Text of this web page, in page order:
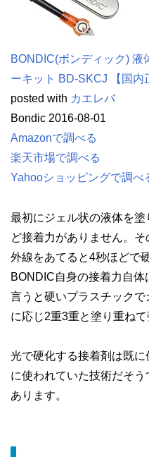
BONDIC(ボンディック) 液
ーキット BD-SKCJ 【国内
posted with カエレバ
Bondic 2016-08-01
Amazonで調べる
楽天市場で調べる
Yahooショッピングで調べ
最初にジェル状の液体を
ど接着力がありません。
外線をあてると4秒ほどで
BONDIC自身の接着力自
言うと硬いプラスチック
に応じ2重3重と塗り重ね
光で硬化する接着剤は既
に使われていた技術だそ
あります。